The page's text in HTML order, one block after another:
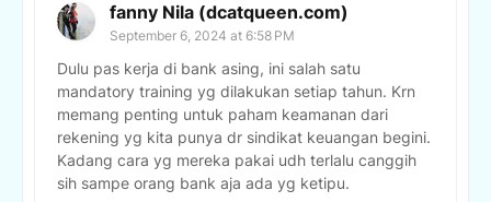
fanny Nila (dcatqueen.com)
September 6, 2024 at 6:58 PM
Dulu pas kerja di bank asing, ini salah satu
mandatory training yg dilakukan setiap tahun. Krn
memang penting untuk paham keamanan dari
rekening yg kita punya dr sindikat keuangan begini.
Kadang cara yg mereka pakai udh terlalu canggih
sih sampe orang bank aja ada yg ketipu.